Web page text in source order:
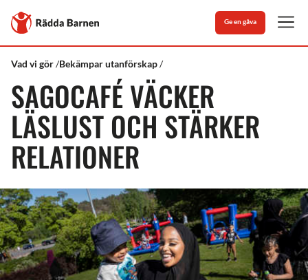
Till
Rädda
Barnens
Ge en gåva
Rädda
Vad vi gör Bekämpar utanförskap
Sagocaféet
Hjällbo
SAGOCAFÉ VÄCKER
LÄSLUST OCH STÄRKER
RELATIONER